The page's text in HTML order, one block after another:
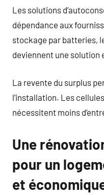
Les solutions
dépendance aux
stockage par batteries,
deviennent une solution
La revente du surplus
l’installation. Les
nécessitent moins
Une
pour un
et